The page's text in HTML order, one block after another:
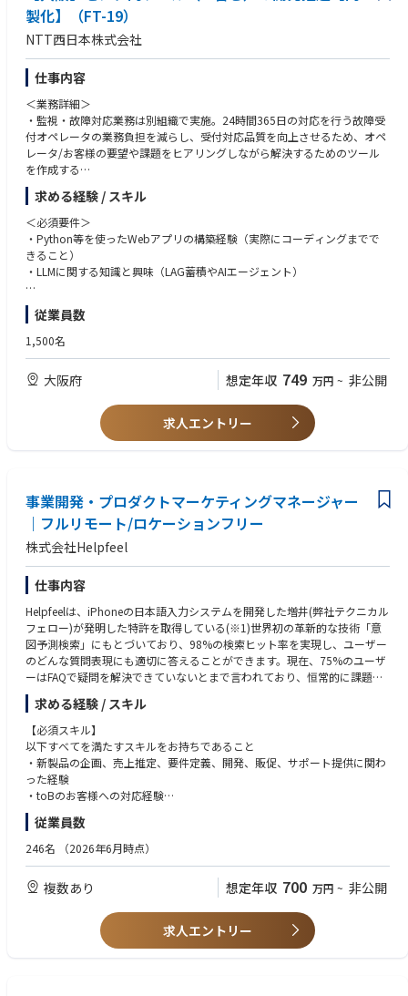
・Azure OpenAIインフラセキュリティアセスメント
・Copilot for Security導入・活用支援
・Together we do what matters.
【仕事内容について】
マネージャークラス：複数プロジェクトの管理を中心にご経験に応じ以下
役割を想定
・デリバリー計画の具体化と進捗管理、コスト管理
・デリバリー推進に関わる課題やリスク対応
・プロジェクトメンバーのチーミング、業務管理
・プリセールス～ソリューション提案
（必要に応じて）プロジェクトメンバーのデリバリー作業支援
＊当社では日常的にCopilot（生成AI）の業務活用を取り入れており、最先
端のトレーニング受講も可能です。
■専門知識の継続的な向上（関連資格の取得等）
NW/クラウドセキュリティ・運用技術に関する深い知識と経験を習得し、
お客様への価値提供能力を向上
【仕事の魅力・やりがい】
■仕事のやりがい
お客様のネットワークセキュリティ・運用を支え、事業の成長に貢献。
■職場の魅力/得られる経験やスキル
①セキュリティ・運用の専門家集団の一員として、経験豊富な仲間と共に
知識を深め、高め合える環境
②お客様の課題解決に貢献するNWセキュリティ・運用の専門知識と、顧
客を動かす提案力スキルの習得
【組織としてのミッション】
全社の成長戦略において、ビジネスモデル変革を実現させるための要とな
る組織として、フロント・バックの一体感を図りながら共に成長し、売上
拡大に貢献する。
【就業環境・勤務形態】
残業時間 平均：20時間/月 繁忙期：40時間/月
フレックス勤務適用 有
製化】（FT-19）
NTT西日本株式会社
仕事内容
＜業務詳細＞
・監視・故障対応業務は別組織で実施。24時間365日の対応を行う故障受
付オペレータの業務負担を減らし、受付対応品質を向上させるため、オペ
レータ/お客様の要望や課題をヒアリングしながら解決するためのツール
を作成する
・案件毎に2名程度のチームを構築し、企画から導入までを推進。
・実装方法・開発納期については裁量をもって、コントロール可能。
・故障受付オペレータ等との会話をしながら要件をまとめて、設計・製造
していく。醸成
＜具体的な案件例＞
・OpSと連携し、条件に沿ったメールを自動通知するシステムの構築（＋
電話連携）など
上記業務に従事後、中長期的にはご本人の希望、適性・パフォーマンス等
を踏まえ、下記業務に配属する場合がある。
後も定期的に将来のキャリアに関する対話の場を設けています。）
・ 企業・公共機関等のお客様へ向けたコンサルティング、ICTソリューシ
・ アライアンスパートナーの開拓及び新サービス立ち上げサポートに関わ
る業務
・その他上記業務のサポート業務、及び新規サービス開発、研究開発業
務 など
※ＮＴＴ西日本からＮＴＴフィールドテクノへの在籍出向となります。
求める経験 / スキル
＜必須要件＞
・Python等を使ったWebアプリの構築経験（実際にコーディングまでで
きること）
・LLMに関する知識と興味（LAG蓄積やAIエージェント）
＜歓迎要件＞
・3人以上のチームでのプロジェクトマネジメント経験（3年以上）
・利用者/お客様要望をヒアリングし、形（アプリ）へ落とし込める人
材。
・所掌しているツール類を管理し維持メンテのマネジメントができる人
従業員数
1,500名
大阪府 想定年収 749 万円 ~ 非公開
求人エントリー
事業開発・プロダクトマーケティングマネージャー
｜フルリモート/ロケーションフリー
株式会社Helpfeel
仕事内容
Helpfeelは、iPhoneの日本語入力システムを開発した増井(弊社テクニカル
フェロー)が発明した特許を取得している(※1)世界初の革新的な技術「意
図予測検索」にもとづいており、98%の検索ヒット率を実現し、ユーザー
のどんな質問表現にも適切に答えることができます。現在、75%のユーザ
ーはFAQで疑問を解決できていないとまで言われており、恒常的に課題を
抱えるカスタマーサポートの世界において、革命をもたらす注目のSaaSこ
そがHelpfeelです。
現在は業界を問わず様々なトップブランド約600サイト以上に導入されて
います。
(※1)特許番号第7112155号、第7112156号
2023年には合計20億円の資金調達を達成し、シリーズDというラウンドで
ングです。
今後さらなる事業拡大に向け優秀な人材の採用に力を入れています。
事業成長を支えるための組織拡大に伴って、プロダクトマーケティングマ
ネージャーはビジネスと技術を横断を強化すべく新設された専任ポジショ
ンです。
プロダクトマーケティングマネージャーの役割は特に、FAQ SaaS 「Helpf
eel」に関わっていただきます。エンジニアリングに関わるプロダクトマネ
求める経験 / スキル
【必須スキル】
以下すべてを満たすスキルをお持ちであること
・新製品の企画、売上推定、要件定義、開発、販促、サポート提供に関わ
った経験
・toBのお客様への対応経験
・IT/Webに関わる知識や経験
・社内外のステークホルダーとの複雑な調整の経験
・機能を正しく顧客や社内に理解してもらい、利用してもらうための説明
【歓迎スキル】
・料金の設計や分析運用に関わる経験
・何らかのプログラミング言語のコーディング経験
・ナレッジ管理に用いられるサードパーティー製品の知識（Wordpress, Z
従業員数
246名 （2026年6月時点）
複数あり 想定年収 700 万円 ~ 非公開
求人エントリー